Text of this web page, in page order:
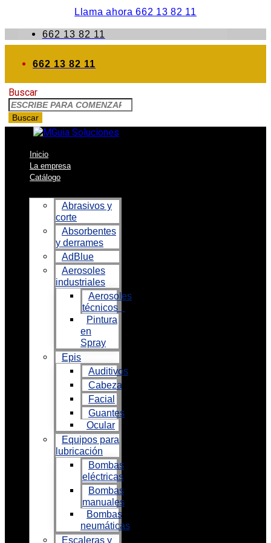
Llama ahora 662 13 82 11
662 13 82 11
662 13 82 11
Buscar
Buscar
Inicio
La empresa
Catálogo
Abrasivos y
corte
Absorbentes
y derrames
AdBlue
Aerosoles
industriales
Aerosoles
técnicos
Pintura
en
Spray
Epis
Auditivos
Cabeza
Facial
Guantes
Ocular
Equipos para
lubricación
Bombas
eléctricas
Bombas
manuales
Bombas
neumáticas
Escaleras y